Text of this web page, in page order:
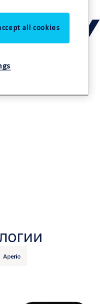
Aperio
all cookies